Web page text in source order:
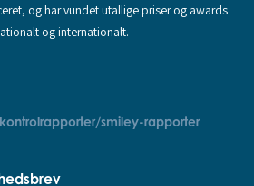
og har vundet utallige priser og awards
og internationalt.
smiley-rapporter